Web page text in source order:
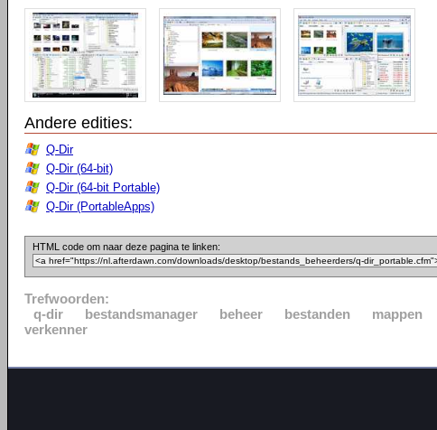
Andere edities:
Q-Dir
Q-Dir (64-bit)
Q-Dir (64-bit Portable)
Q-Dir (PortableApps)
HTML code om naar deze pagina te linken:
Trefwoorden:
q-dir
bestandsmanager beheer bestanden mappen
verkenner